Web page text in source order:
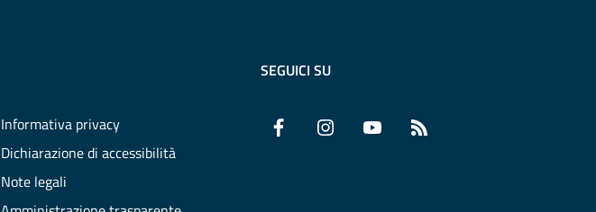
Informativa privacy
Dichiarazione di accessibilità
Note legali
SEGUICI SU
Facebook InstagramYouTube